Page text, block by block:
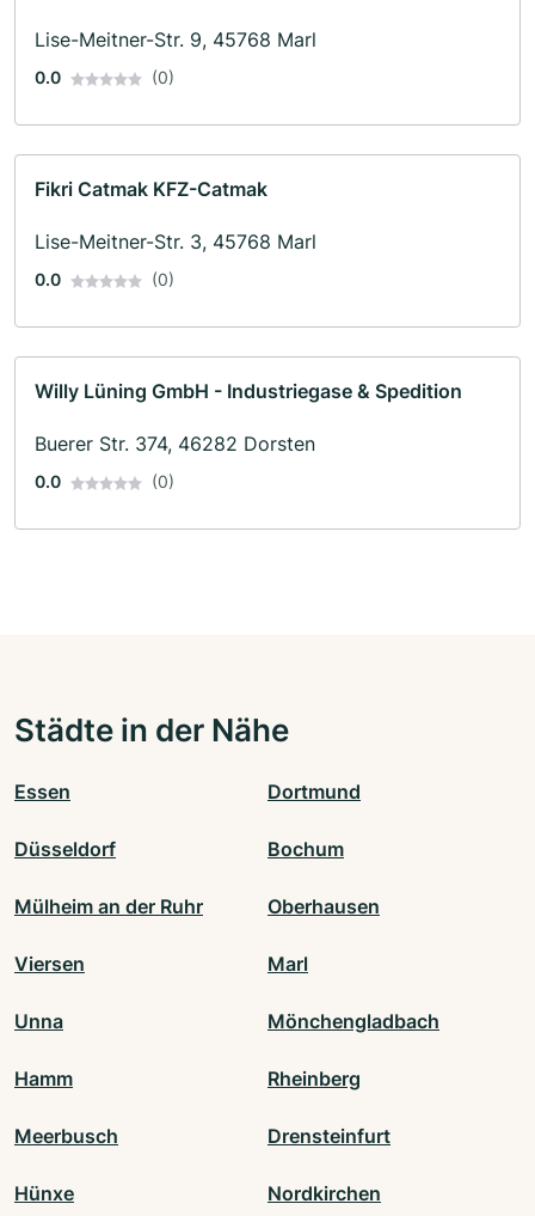
Lise-Meitner-Str. 9, 45768 Marl
0.0 (0)
Fikri Catmak KFZ-Catmak
Lise-Meitner-Str. 3, 45768 Marl
0.0 (0)
Willy Lüning GmbH - Industriegase & Spedition
Buerer Str. 374, 46282 Dorsten
0.0 (0)
Städte in der Nähe
Essen Dortmund
Düsseldorf Bochum
Mülheim an der Ruhr Oberhausen
Viersen Marl
Unna Mönchengladbach
Hamm Rheinberg
Meerbusch Drensteinfurt
Hünxe Nordkirchen